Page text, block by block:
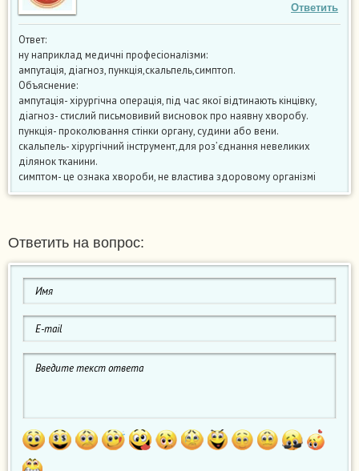
Ответить
Ответ:
ну наприклад медичні професіоналізми:
ампутація, діагноз, пункція,скальпель,симптоп.
Объяснение:
ампутація- хірургічна операція, під час якої відтинають кінцівку,
діагноз- стислий письмовивий висновок про наявну хворобу.
пункція- проколювання стінки органу, судини або вени.
скальпель- хірургічний інструмент,для роз’єднання невеликих
ділянок тканини.
симптом- це ознака хвороби, не властива здоровому організмі
Ответить на вопрос: